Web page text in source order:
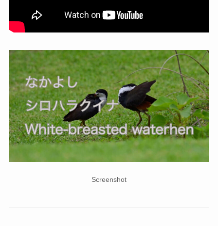
Screenshot